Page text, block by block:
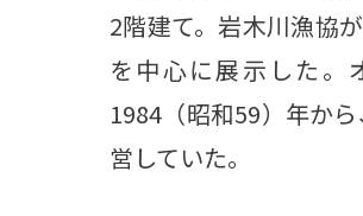
2階建て。岩木川漁協
を中心に展示した。
1984（昭和59）年か
営していた。